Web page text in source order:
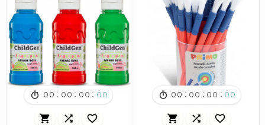
00 : 00 : 00 : 00
  
00 : 00 : 00 : 00
  